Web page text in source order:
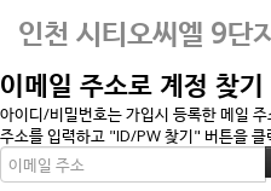
인천 시티오씨엘 9단
이메일 주소로 계정 찾기
아이디/비밀번호는 가입시 등록한 메일
주소를 입력하고 "ID/PW 찾기" 버튼을 클